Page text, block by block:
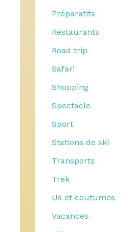
Préparatifs
Restaurants
Road trip
Safari
Shopping
Spectacle
Sport
Stations de ski
Transports
Trek
Us et coutumes
Vacances